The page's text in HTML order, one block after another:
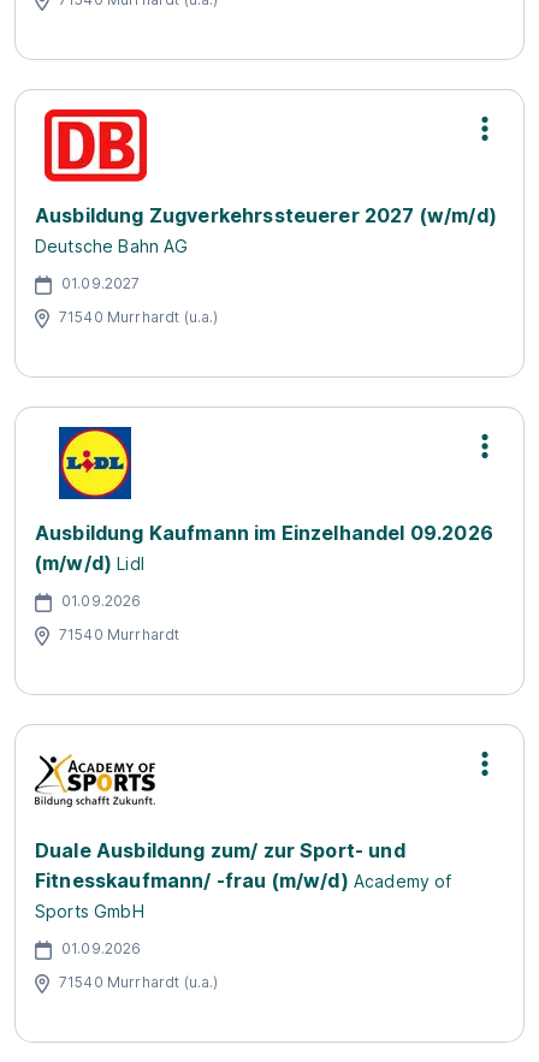
Ausbildung Zugverkehrssteuerer 2027 (w/m/d)
Deutsche Bahn AG
01.09.2027
71540 Murrhardt (u.a.)
Ausbildung Kaufmann im Einzelhandel 09.2026
(m/w/d) Lidl
01.09.2026
71540 Murrhardt
Duale Ausbildung zum/ zur Sport- und
Fitnesskaufmann/ -frau (m/w/d) Academy of
Sports GmbH
01.09.2026
71540 Murrhardt (u.a.)